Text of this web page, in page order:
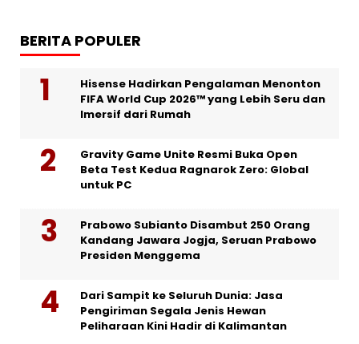
BERITA POPULER
Hisense Hadirkan Pengalaman Menonton
FIFA World Cup 2026™ yang Lebih Seru dan
Imersif dari Rumah
Gravity Game Unite Resmi Buka Open
Beta Test Kedua Ragnarok Zero: Global
untuk PC
Prabowo Subianto Disambut 250 Orang
Kandang Jawara Jogja, Seruan Prabowo
Presiden Menggema
Dari Sampit ke Seluruh Dunia: Jasa
Pengiriman Segala Jenis Hewan
Peliharaan Kini Hadir di Kalimantan